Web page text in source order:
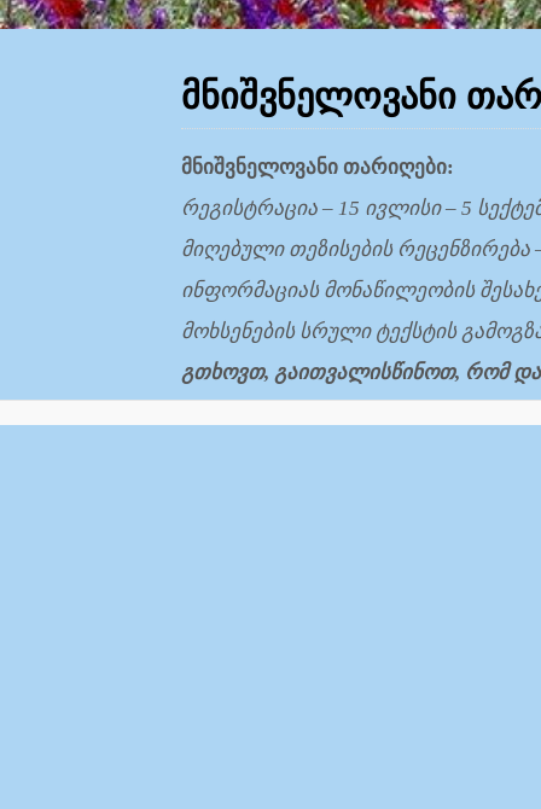
ᲛᲜᲘᲨᲕᲜᲔᲚᲝᲕᲐᲜᲘ
მნიშვნელოვანი თარიღები:
რეგისტრაცია – 15 ივლისი– 5
მიღებული თეზისების რეცენზირება
ინფორმაციას მონაწილეობის
მოხსენების სრული ტექსტის
გთხოვთ, გაითვალისწინოთ, რომ